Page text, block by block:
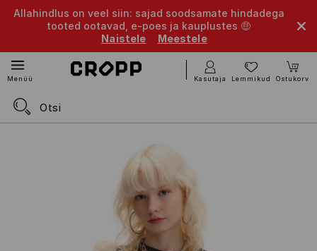
Allahindlus on veel siin: sajad soodsamate hindadega
tooted ootavad, e-poes ja kauplustes 🤑
Naistele
Meestele
Menüü Kasutaja Lemmikud Ostukorv